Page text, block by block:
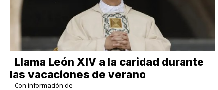
Llama León XIV a la caridad durante
las vacaciones de verano
Con información de